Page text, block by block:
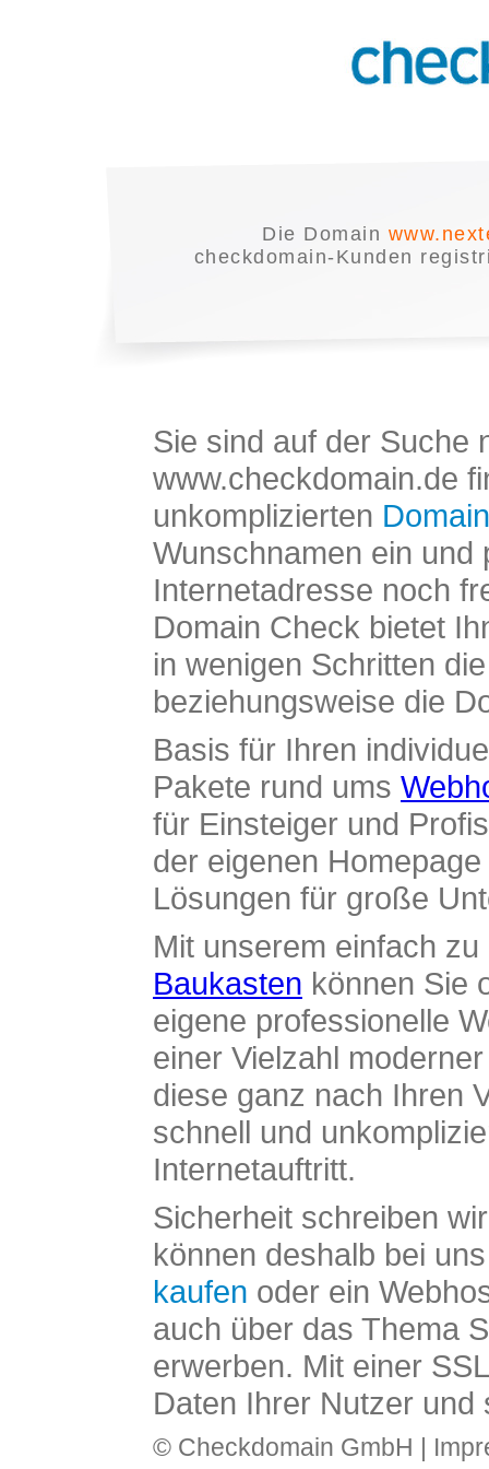
Die Domain
checkdomain-Kunden
Sie sind auf der Suche
www.checkdomain.de
unkomplizierten
Wunschnamen ein und
Internetadresse noch
Domain Check bietet
in wenigen Schritten
beziehungsweise die
Basis für Ihren
Pakete rund ums
für Einsteiger und
der eigenen
Lösungen für große
Mit unserem einfach
Baukasten können Sie
eigene professionelle
einer Vielzahl
diese ganz nach Ihren
schnell und
Internetauftritt.
Sicherheit schreiben
können deshalb bei
kaufen oder ein
auch über das Thema
erwerben. Mit einer
Daten Ihrer Nutzer und
© Checkdomain GmbH |